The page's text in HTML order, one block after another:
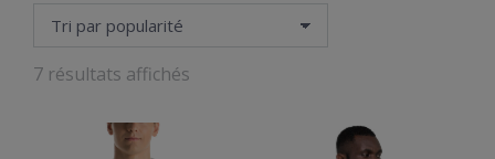
7 résultats affichés